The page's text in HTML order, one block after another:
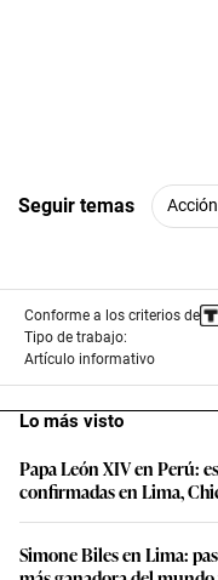
Seguir temas
Conforme a los criterios de
Tipo de trabajo:
Artículo informativo
Lo más visto
Papa León XIV en Perú:
confirmadas en Lima,
Simone Biles en Lima: